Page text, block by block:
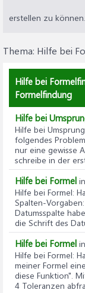
erstellen zu
Thema: Hilfe bei
Hilfe bei
Formelfindung
Hilfe bei
Hilfe bei
folgendes
nur eine gewisse
schreibe in der
Hilfe bei Formel in
Hilfe bei Formel:
Spalten-
Datumsspalte
die Schrift des
Hilfe bei Formel in
Hilfe bei Formel:
meiner Formel
diese Funktion".
4 Toleranzen